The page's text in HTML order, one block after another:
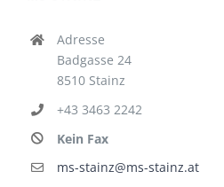
Adresse
Badgasse 24
8510 Stainz
+43 3463 2242
Kein Fax
ms-stainz@ms-stainz.at